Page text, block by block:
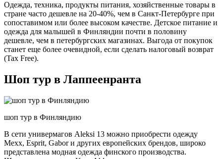
Одежда, техника, продукты питания, хозяйственные товары в
стране часто дешевле на 20-40%, чем в Санкт-Петербурге при
сопоставимом или более высоком качестве. Детское питание и
одежда для малышей в Финляндии почти в половину
дешевле, чем в петербургских магазинах. Выгода от покупок
станет еще более очевидной, если сделать налоговый возврат
(Tax Free).
Шоп тур в Лаппеенранта
шоп тур в Финляндию
В сети универмагов Aleksi 13 можно приобрести одежду
Mexx, Esprit, Gabor и других европейских брендов, широко
представлена модная одежда финского производства.